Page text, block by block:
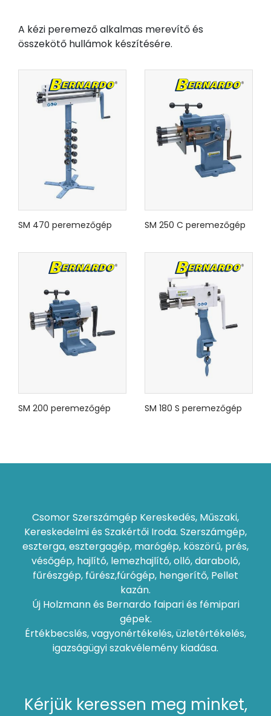
A kézi peremező alkalmas merevítő és
összekötő hullámok készítésére.
SM 470 peremezőgép SM 250 C peremezőgép
SM 200 peremezőgép SM 180 S peremezőgép
Csomor Szerszámgép Kereskedés, Műszaki,
Kereskedelmi és Szakértői Iroda. Szerszámgép,
eszterga, esztergagép, marógép, köszörű, prés,
vésőgép, hajlító, lemezhajlító, olló, daraboló,
fűrészgép, fűrész,fúrógép, hengerítő, Pellet
kazán.
Új Holzmann és Bernardo faipari és fémipari
gépek.
Értékbecslés, vagyonértékelés, üzletértékelés,
igazságügyi szakvélemény kiadása.
Kérjük keressen meg minket,